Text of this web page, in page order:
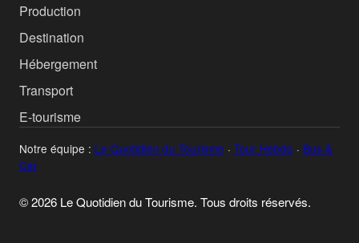
Production
Destination
Hébergement
Transport
E-tourisme
Notre équipe : Le Quotidien du Tourisme · Tour Hebdo · Bus &
Car
© 2026 Le Quotidien du Tourisme. Tous droits réservés.